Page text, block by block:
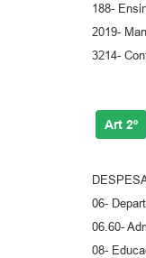
188-
2019-
3214-
Art 2º
06-
06.60-
08-